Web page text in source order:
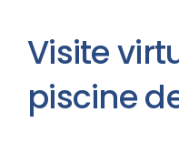
Visite
piscine